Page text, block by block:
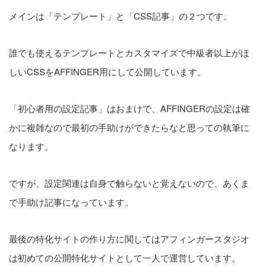
メインは「テンプレート」と「CSS記事」の２つです。
誰でも使えるテンプレートとカスタマイズで中級者以上がほ
しいCSSをAFFINGER用にして公開しています。
「初心者用の設定記事」はおまけで、AFFINGERの設定は確
かに複雑なので最初の手助けができたらなと思っての執筆に
なります。
ですが、設定関連は自身で触らないと覚えないので、あくま
で手助け記事になっています。
最後の特化サイトの作り方に関してはアフィンガースタジオ
は初めての公開特化サイトとして一人で運営しています。